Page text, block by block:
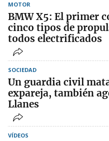
MOTOR
BMW X5: El primer
cinco tipos de
todos electrificados
SOCIEDAD
Un guardia civil
expareja, también
Llanes
VÍDEOS